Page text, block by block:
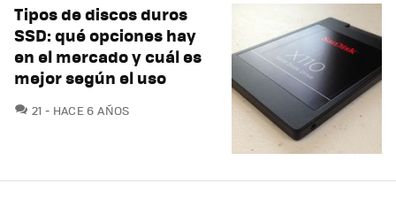
Tipos de discos duros
SSD: qué opciones hay
en el mercado y cuál es
mejor según el uso
21 COMENTARIOS
HACE 6 AÑOS